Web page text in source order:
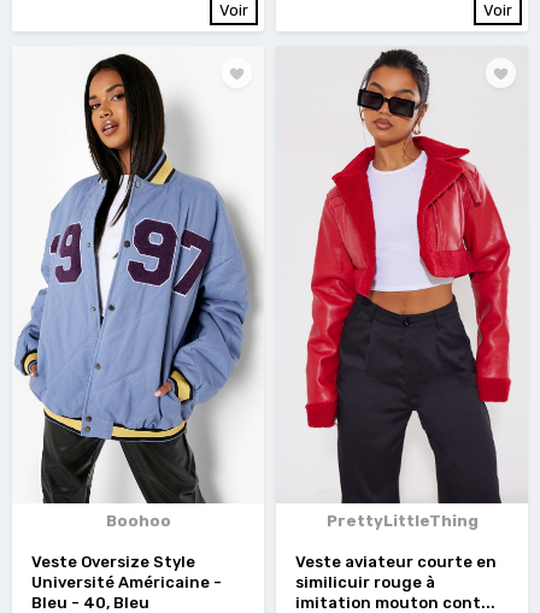
Voir Voir
Boohoo
Veste Oversize Style
Université Américaine -
Bleu - 40, Bleu
PrettyLittleThing
Veste aviateur courte en
similicuir rouge à
imitation mouton cont...